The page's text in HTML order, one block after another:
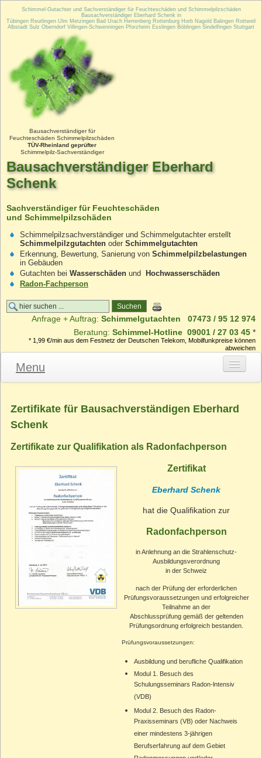
Schimmel-Gutachter und Sachverständiger für Feuchteschäden und Schimmelpilzschäden
Bausachverständiger Eberhard Schenk in
Tübingen Reutlingen Ulm Metzingen Bad Urach Herrenberg Rottenburg Horb Nagold Balingen Rottweil
Albstadt Sulz Oberndorf Villingen-Schwenningen Pforzheim Esslingen Böblingen Sindelfingen Stuttgart
Bausachverständiger für
Feuchteschäden Schimmelpilzschäden
TÜV-Rheinland geprüfter
Schimmelpilz-Sachverständiger
Bausachverständiger Eberhard
Schenk
Sachverständiger für Feuchteschäden
und Schimmelpilzschäden
Schimmelpilzsachverständiger und Schimmelgutachter erstellt
Schimmelpilzgutachten oder Schimmelgutachten
Erkennung, Bewertung, Sanierung von Schimmelpilzbelastungen
in Gebäuden
Gutachten bei Wasserschäden und
Hochwasserschäden
Radon-Fachperson
Anfrage + Auftrag: Schimmelgutachten 07473 / 95 12 974
Beratung: Schimmel-Hotline 09001 / 27 03 45 *
* 1,99 €/min aus dem Festnetz der Deutschen Telekom, Mobilfunkpreise können
abweichen
Menu
Gutachten anfordern
Gutachten Ablauf
Mündliches Gutachten
Privates Gutachten
Schiedsgutachten
Schimmelpilz-Sachverständiger
Zertifikate
Schimmel nach Dämmung
Schimmel nach Wasserschaden
Zertifikate für Bausachverständigen Eberhard
Schenk
Zertifikate zur Qualifikation als Radonfachperson
Zertifikat
Eberhard Schenk
hat die Qualifikation zur
Radonfachperson
in Anlehnung an die Strahlenschutz-
Ausbildungsverordnung
in der Schweiz
nach der Prüfung der erforderlichen
Prüfungsvoraussetzungen und erfolgreicher
Teilnahme an der
Abschlussprüfung gemäß der geltenden
Prüfungsordnung erfolgreich bestanden.
Prüfungsvoraussetzungen:
Ausbildung und berufliche Qualifikation
Modul 1. Besuch des
Schulungsseminars Radon-lntensiv
(VDB)
Modul 2. Besuch des Radon-
Praxisseminars (VB) oder Nachweis
einer mindestens 3-jährigen
Berufserfahrung auf dem Gebiet